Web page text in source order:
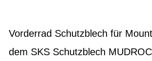
Vorderrad Schutzblech für
dem SKS Schutzblech